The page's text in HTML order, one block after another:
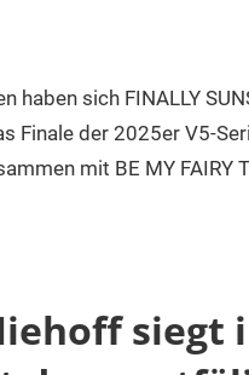
haben sich FINALLY
Finale der 2025er V5-
mit BE MY FAIRY
siegt